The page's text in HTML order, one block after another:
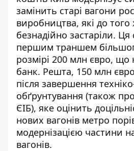
замінить старі вагони
виробництва, які до
безнадійно застаріли.
першим траншем
розмірі 200 млн євро, що
банк. Решта, 150 млн
після завершення
обґрунтування (також
ЄІБ), яке оцінить
нових вагонів метро
модернізацією частини
вагонів.